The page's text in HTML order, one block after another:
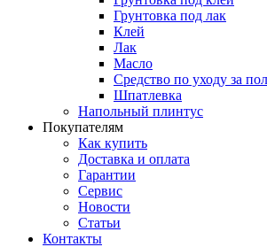
Грунтовка под лак
Клей
Лак
Масло
Средство по уходу за
Шпатлевка
Напольный плинтус
Покупателям
Как купить
Доставка и оплата
Гарантии
Сервис
Новости
Статьи
Контакты